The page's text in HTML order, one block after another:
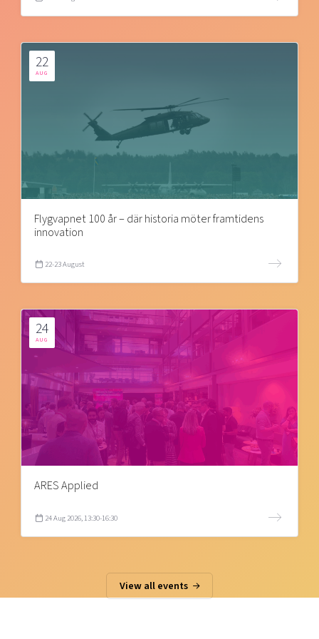
22
AUG
Flygvapnet 100 år – där historia möter framtidens
innovation
22-23 August
24
AUG
ARES Applied
24 Aug 2026, 13:30-16:30
View all events